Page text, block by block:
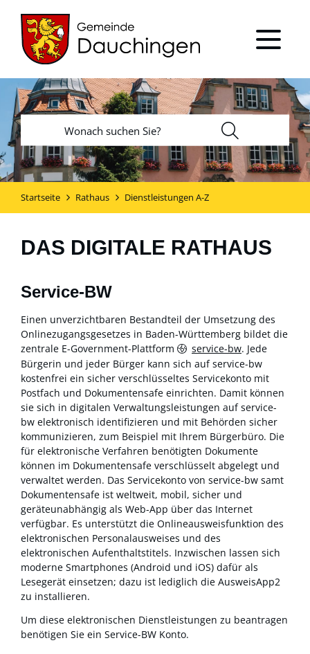
Startseite Rathaus Dienstleistungen A-Z
DAS DIGITALE RATHAUS
Service-BW
Einen unverzichtbaren Bestandteil der Umsetzung des
Onlinezugangsgesetzes in Baden-Württemberg bildet die
zentrale E-Government-Plattform
service-bw. Jede
Bürgerin und jeder Bürger kann sich auf service-bw
kostenfrei ein sicher verschlüsseltes Servicekonto mit
Postfach und Dokumentensafe einrichten. Damit können
sie sich in digitalen Verwaltungsleistungen auf service-
bw elektronisch identifizieren und mit Behörden sicher
kommunizieren, zum Beispiel mit Ihrem Bürgerbüro. Die
für elektronische Verfahren benötigten Dokumente
können im Dokumentensafe verschlüsselt abgelegt und
verwaltet werden. Das Servicekonto von service-bw samt
Dokumentensafe ist weltweit, mobil, sicher und
geräteunabhängig als Web-App über das Internet
verfügbar. Es unterstützt die Onlineausweisfunktion des
elektronischen Personalausweises und des
elektronischen Aufenthaltstitels. Inzwischen lassen sich
moderne Smartphones (Android und iOS) dafür als
Lesegerät einsetzen; dazu ist lediglich die AusweisApp2
zu installieren.
Um diese elektronischen Dienstleistungen zu beantragen
benötigen Sie ein Service-BW Konto.